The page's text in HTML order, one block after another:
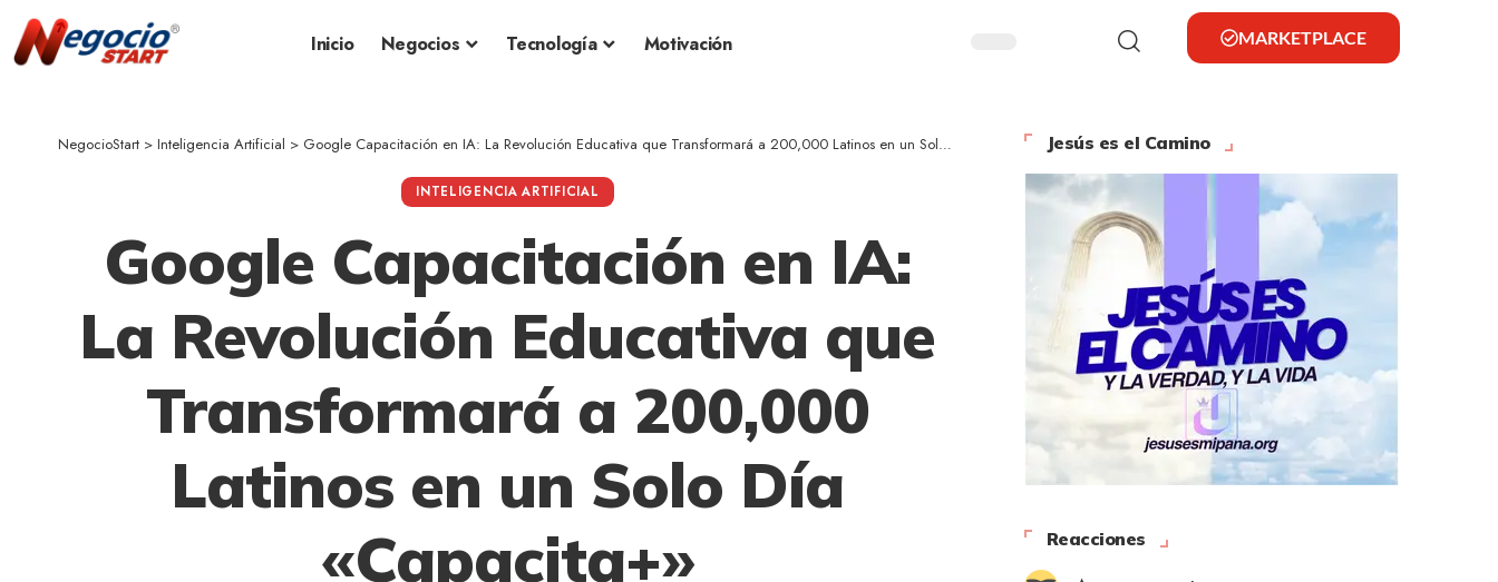
Inicio Negocios Tecnología Motivación MARKETPLACE
NegocioStart > Inteligencia Artificial > Google Capacitación en IA: La Revolución Educativa que Transformará a 200,000 Latinos en un Solo Día «Capacita+»
INTELIGENCIA ARTIFICIAL
Google Capacitación en IA:
La Revolución Educativa que
Transformará a 200,000
Latinos en un Solo Día
«Capacita+»
Jesús es el Camino
Reacciones